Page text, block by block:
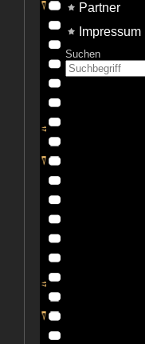
Partner
Impressum
Suchen